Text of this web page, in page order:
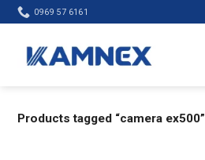
Skip
to
0969 57 6161
Products tagged “camera ex500”